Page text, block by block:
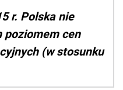
r. Polska nie
poziomem cen
(w stosunku